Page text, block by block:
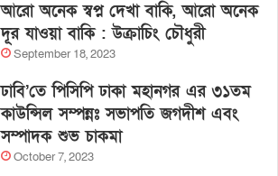
আরো অনেক স্বপ্ন দেখা বাকি, আরো অনেক
দূর যাওয়া বাকি : উক্রাচিং চৌধুরী
September 18, 2023
ঢাবি’তে পিসিপি ঢাকা মহানগর এর ৩১তম
কাউন্সিল সম্পন্নঃ সভাপতি জগদীশ এবং
সম্পাদক শুভ চাকমা
October 7, 2023